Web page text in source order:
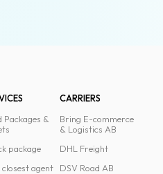
Packages &
package
closest agent
CARRIERS
Bring E-commerce
& Logistics AB
DHL Freight
DSV Road AB